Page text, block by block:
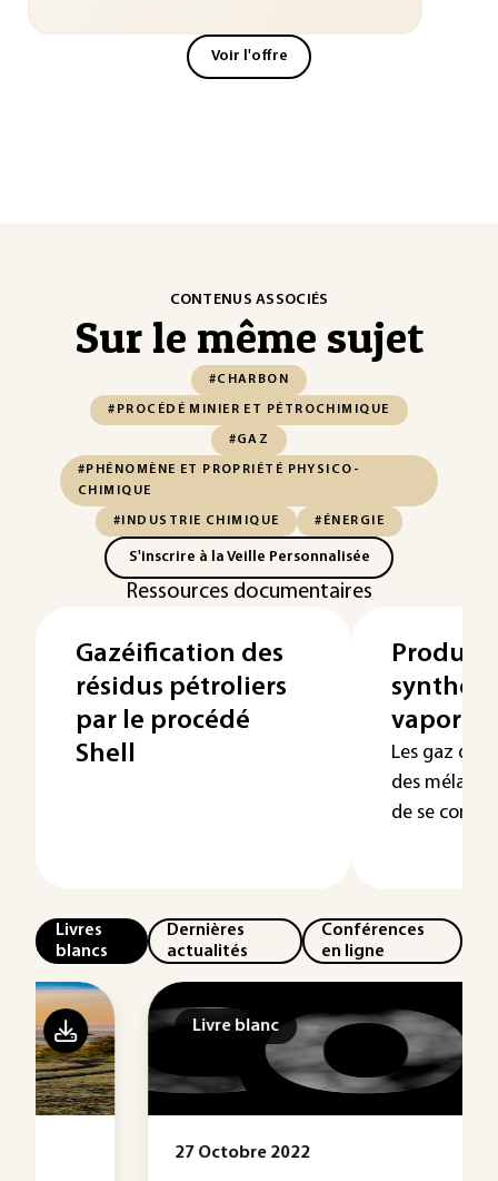
Voir l'offre
CONTENUS ASSOCIÉS
Sur le même sujet
#CHARBON
#PROCÉDÉ MINIER ET PÉTROCHIMIQUE
#GAZ
#PHÉNOMÈNE ET PROPRIÉTÉ PHYSICO-
CHIMIQUE
#INDUSTRIE CHIMIQUE #ÉNERGIE
S'inscrire à la Veille Personnalisée
Ressources documentaires
Gazéification des
résidus pétroliers
par le procédé
Shell
Les gaz de
des
de se
Livres
blancs
Dernières
actualités
Conférences
en ligne
Livre blanc
27 Octobre 2022